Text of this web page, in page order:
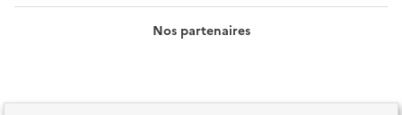
Nos partenaires